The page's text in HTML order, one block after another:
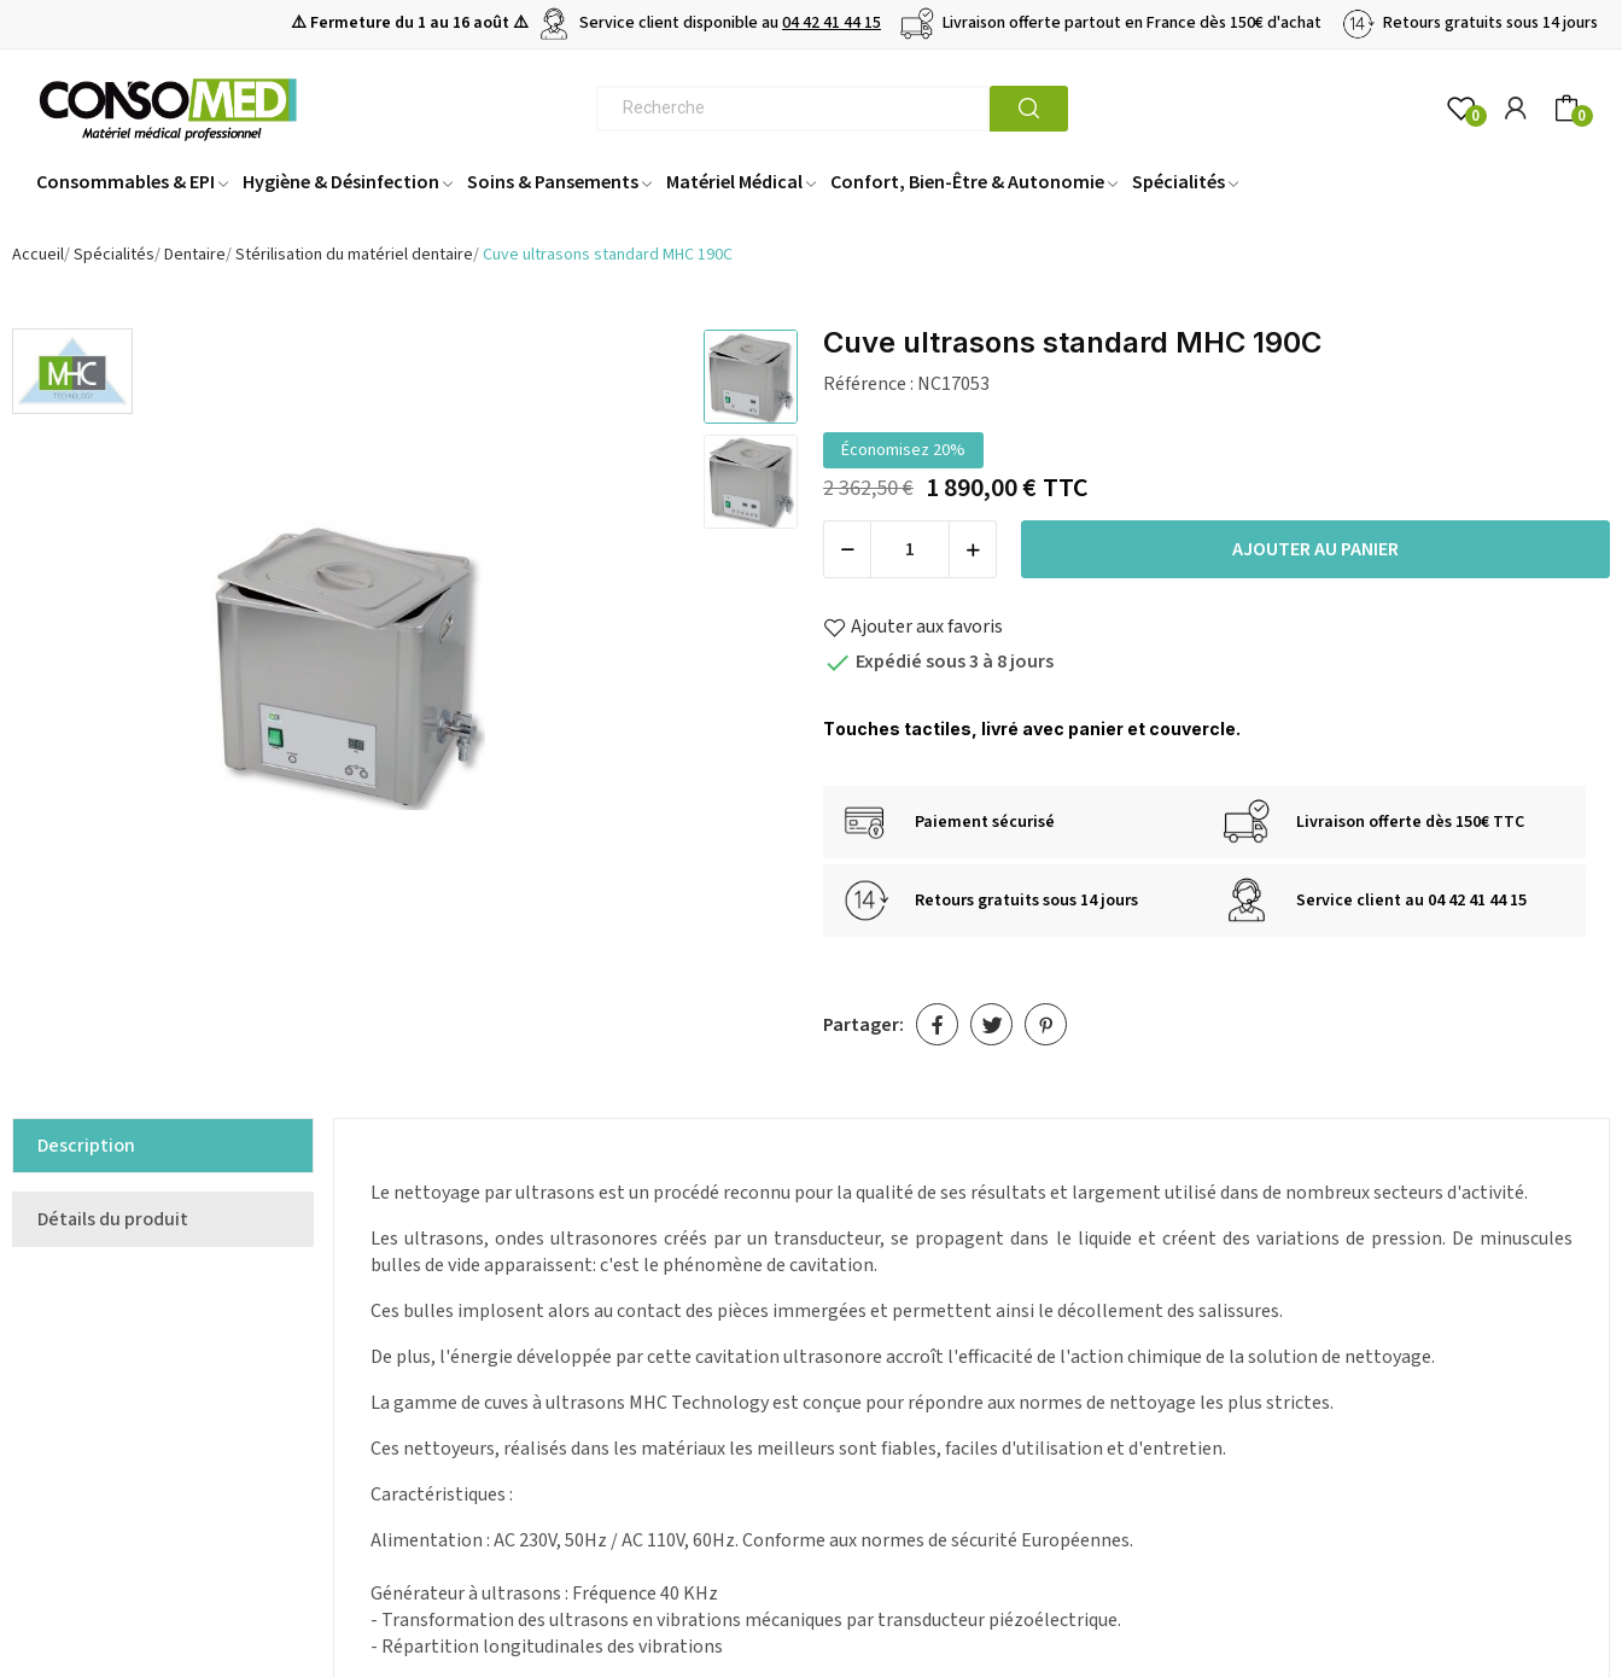
⚠️ Fermeture du 1 au 16 août ⚠️ Service client disponible au04 42 41 44 15 Livraison offerte partout en France dès 150€ d'achat Retours gratuits sous 14 jours
0 0
Consommables & EPI Hygiène & Désinfection Soins & Pansements Matériel Médical Confort, Bien-Être & Autonomie Spécialités
Accueil Spécialités Dentaire Stérilisation du matériel dentaire Cuve ultrasons standard MHC 190C
Cuve ultrasons standard MHC 190C
Référence : NC17053
Économisez 20%
2 362,50 € 1 890,00 €TTC
AJOUTER AU PANIER
Ajouter aux favoris
 Expédié sous 3 à 8 jours
Touches tactiles, livré avec panier et couvercle.
Paiement sécurisé Livraison offerte dès 150€ TTC
Retours gratuits sous 14 jours Service client au 04 42 41 44 15
Partager:
Description
Détails du produit
Le nettoyage par ultrasons est un procédé reconnu pour la qualité de ses résultats et largement utilisé dans de nombreux secteurs d'activité.
Les ultrasons, ondes ultrasonores créés par un transducteur, se propagent dans le liquide et créent des variations de pression. De minuscules
bulles de vide apparaissent: c'est le phénomène de cavitation.
Ces bulles implosent alors au contact des pièces immergées et permettent ainsi le décollement des salissures.
De plus, l'énergie développée par cette cavitation ultrasonore accroît l'efficacité de l'action chimique de la solution de nettoyage.
La gamme de cuves à ultrasons MHC Technology est conçue pour répondre aux normes de nettoyage les plus strictes.
Ces nettoyeurs, réalisés dans les matériaux les meilleurs sont fiables, faciles d'utilisation et d'entretien.
Caractéristiques :
Alimentation : AC 230V, 50Hz / AC 110V, 60Hz. Conforme aux normes de sécurité Européennes.
Générateur à ultrasons : Fréquence 40 KHz
- Transformation des ultrasons en vibrations mécaniques par transducteur piézoélectrique.
- Répartition longitudinales des vibrations